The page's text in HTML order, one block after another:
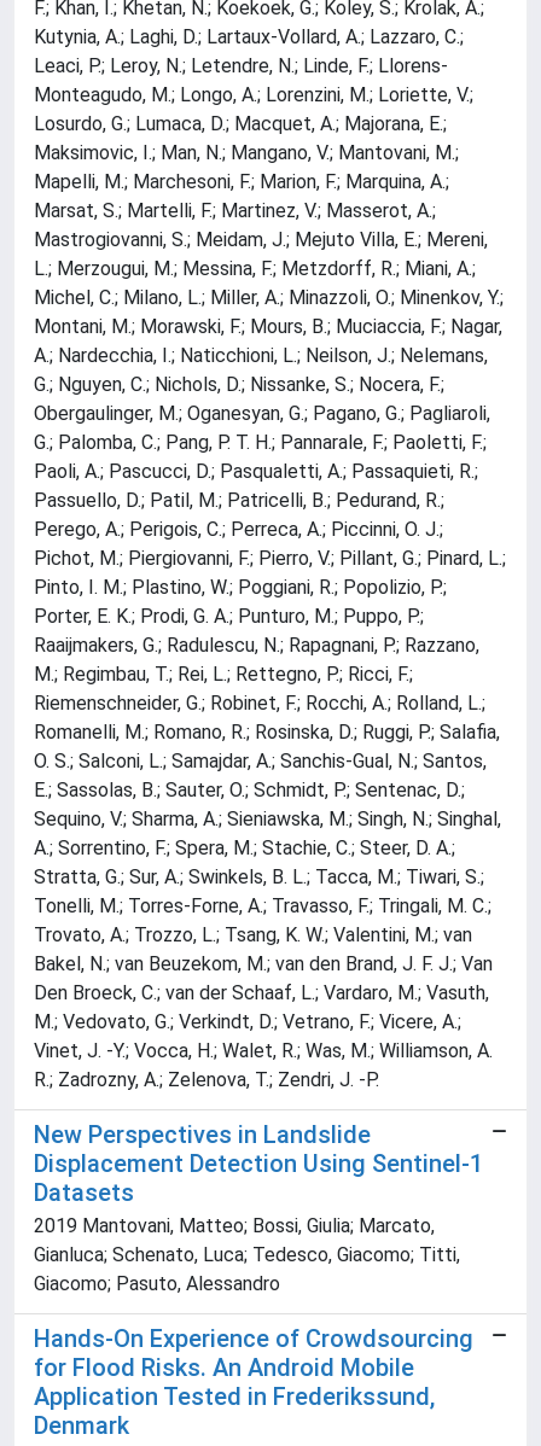
F.; Khan, I.; Khetan, N.; Koekoek, G.; Koley, S.; Krolak, A.;
Kutynia, A.; Laghi, D.; Lartaux-Vollard, A.; Lazzaro, C.;
Leaci, P.; Leroy, N.; Letendre, N.; Linde, F.; Llorens-
Monteagudo, M.; Longo, A.; Lorenzini, M.; Loriette, V.;
Losurdo, G.; Lumaca, D.; Macquet, A.; Majorana, E.;
Maksimovic, I.; Man, N.; Mangano, V.; Mantovani, M.;
Mapelli, M.; Marchesoni, F.; Marion, F.; Marquina, A.;
Marsat, S.; Martelli, F.; Martinez, V.; Masserot, A.;
Mastrogiovanni, S.; Meidam, J.; Mejuto Villa, E.; Mereni,
L.; Merzougui, M.; Messina, F.; Metzdorff, R.; Miani, A.;
Michel, C.; Milano, L.; Miller, A.; Minazzoli, O.; Minenkov, Y.;
Montani, M.; Morawski, F.; Mours, B.; Muciaccia, F.; Nagar,
A.; Nardecchia, I.; Naticchioni, L.; Neilson, J.; Nelemans,
G.; Nguyen, C.; Nichols, D.; Nissanke, S.; Nocera, F.;
Obergaulinger, M.; Oganesyan, G.; Pagano, G.; Pagliaroli,
G.; Palomba, C.; Pang, P. T. H.; Pannarale, F.; Paoletti, F.;
Paoli, A.; Pascucci, D.; Pasqualetti, A.; Passaquieti, R.;
Passuello, D.; Patil, M.; Patricelli, B.; Pedurand, R.;
Perego, A.; Perigois, C.; Perreca, A.; Piccinni, O. J.;
Pichot, M.; Piergiovanni, F.; Pierro, V.; Pillant, G.; Pinard, L.;
Pinto, I. M.; Plastino, W.; Poggiani, R.; Popolizio, P.;
Porter, E. K.; Prodi, G. A.; Punturo, M.; Puppo, P.;
Raaijmakers, G.; Radulescu, N.; Rapagnani, P.; Razzano,
M.; Regimbau, T.; Rei, L.; Rettegno, P.; Ricci, F.;
Riemenschneider, G.; Robinet, F.; Rocchi, A.; Rolland, L.;
Romanelli, M.; Romano, R.; Rosinska, D.; Ruggi, P.; Salafia,
O. S.; Salconi, L.; Samajdar, A.; Sanchis-Gual, N.; Santos,
E.; Sassolas, B.; Sauter, O.; Schmidt, P.; Sentenac, D.;
Sequino, V.; Sharma, A.; Sieniawska, M.; Singh, N.; Singhal,
A.; Sorrentino, F.; Spera, M.; Stachie, C.; Steer, D. A.;
Stratta, G.; Sur, A.; Swinkels, B. L.; Tacca, M.; Tiwari, S.;
Tonelli, M.; Torres-Forne, A.; Travasso, F.; Tringali, M. C.;
Trovato, A.; Trozzo, L.; Tsang, K. W.; Valentini, M.; van
Bakel, N.; van Beuzekom, M.; van den Brand, J. F. J.; Van
Den Broeck, C.; van der Schaaf, L.; Vardaro, M.; Vasuth,
M.; Vedovato, G.; Verkindt, D.; Vetrano, F.; Vicere, A.;
Vinet, J. -Y.; Vocca, H.; Walet, R.; Was, M.; Williamson, A.
R.; Zadrozny, A.; Zelenova, T.; Zendri, J. -P.
New Perspectives in Landslide
Displacement Detection Using Sentinel-1
Datasets
2019 Mantovani, Matteo; Bossi, Giulia; Marcato,
Gianluca; Schenato, Luca; Tedesco, Giacomo; Titti,
Giacomo; Pasuto, Alessandro
Hands-On Experience of Crowdsourcing
for Flood Risks. An Android Mobile
Application Tested in Frederikssund,
Denmark